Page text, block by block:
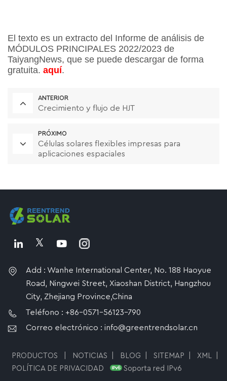
El texto es un extracto del Informe de análisis de
MÓDULOS PRINCIPALES 2022/2023 de
TaiyangNews, que se puede descargar de forma
gratuita. aquí.
ANTERIOR
Crecimiento y flujo de HJT
PRÓXIMO
Células solares flexibles impresas para
aplicaciones espaciales
Add : Wanhe International Center, No. 188 Haoyue
Road, Ningwei Street, Xiaoshan District, Hangzhou
City, Zhejiang Province,China
Teléfono : +86-0571-56123-790
Correo electrónico : info@greentrendsolar.cn
PRODUCTOS NOTICIAS BLOG SITEMAP XML
POLÍTICA DE PRIVACIDAD
Soporta red IPv6